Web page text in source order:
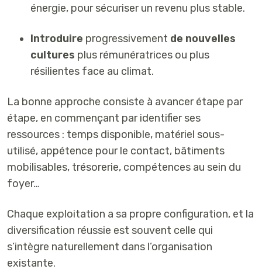
énergie, pour sécuriser un revenu plus stable.
Introduire progressivement de nouvelles
cultures plus rémunératrices ou plus
résilientes face au climat.
La bonne approche consiste à avancer étape par
étape, en commençant par identifier ses
ressources : temps disponible, matériel sous-
utilisé, appétence pour le contact, bâtiments
mobilisables, trésorerie, compétences au sein du
foyer…
Chaque exploitation a sa propre configuration, et la
diversification réussie est souvent celle qui
s’intègre naturellement dans l’organisation
existante.